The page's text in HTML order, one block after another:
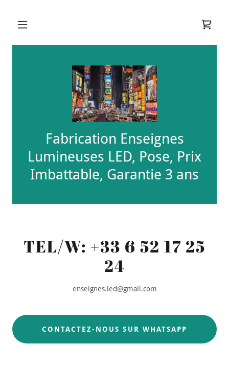
Fabrication Enseignes
Lumineuses LED, Pose, Prix
Imbattable, Garantie 3 ans
TEL/W: +33 6 52 17 25
24
enseignes.led@gmail.com
CONTACTEZ-NOUS SUR WHATSAPP